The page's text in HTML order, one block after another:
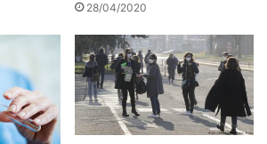
28/04/2020